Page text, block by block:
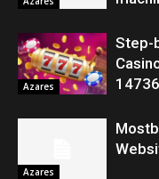
Azares
Step-
Azares